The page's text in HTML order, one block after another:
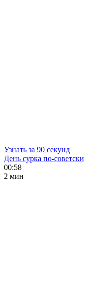
Узнать за 90 секунд
День сурка по-советски
00:58
2 мин